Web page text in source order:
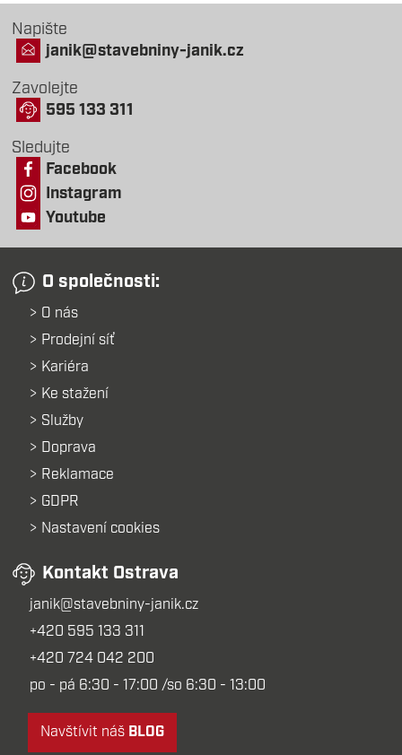
Napište
janik@stavebniny-janik.cz
Zavolejte
595 133 311
Sledujte
Facebook
Instagram
Youtube
O společnosti:
O nás
Prodejní síť
Kariéra
Ke stažení
Služby
Doprava
Reklamace
GDPR
Nastavení cookies
Kontakt Ostrava
janik@stavebniny-janik.cz
+420 595 133 311
+420 724 042 200
po - pá 6:30 - 17:00 /so 6:30 - 13:00
Navštívit náš BLOG